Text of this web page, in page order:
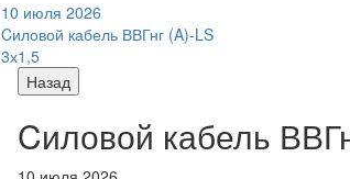
10 июля 2026
Cиловой кабель ВВГнг (A)-LS
3х1,5
Назад
Cиловой кабель